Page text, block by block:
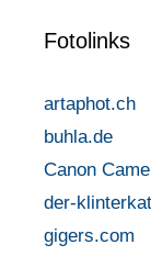
Fotolinks
artaphot.ch
buhla.de
Canon
der-
gigers.com